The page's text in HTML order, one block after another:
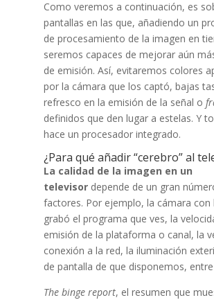
Como veremos a continuación, es
pantallas en las que, añadiendo un
de procesamiento de la imagen en
seremos capaces de mejorar aún
de emisión. Así, evitaremos colores
por la cámara que los captó, bajas
refresco en la emisión de la señal o
definidos que den lugar a estelas. Y
hace un procesador integrado.
¿Para qué añadir “cerebro” al
La calidad de la imagen en un
televisordepende de un gran
factores. Por ejemplo, la cámara con
grabó el programa que ves, la
emisión de la plataforma o canal, la
conexión a la red, la iluminación
de pantalla de que disponemos,
The binge report, el resumen que